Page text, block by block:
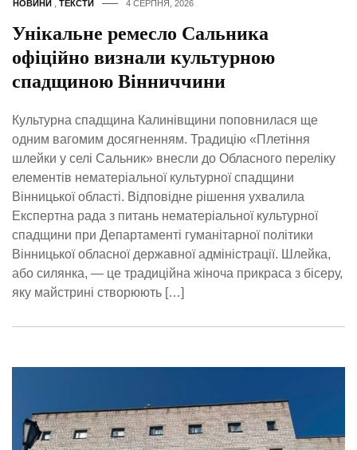
НОВИНИ ТЕКСТИ 4 СЕРПНЯ, 2026
Унікальне ремесло Сальника
офіційно визнали культурною
спадщиною Вінниччини
Культурна спадщина Калинівщини поповнилася ще
одним вагомим досягненням. Традицію «Плетіння
шлейки у селі Сальник» внесли до Обласного переліку
елементів нематеріальної культурної спадщини
Вінницької області. Відповідне рішення ухвалила
Експертна рада з питань нематеріальної культурної
спадщини при Департаменті гуманітарної політики
Вінницької обласної державної адміністрації. Шлейка,
або силянка, — це традиційна жіноча прикраса з бісеру,
яку майстрині створюють […]